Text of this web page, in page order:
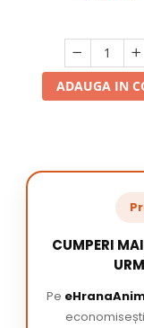
ADAUGA IN
CUMPERI
Pe